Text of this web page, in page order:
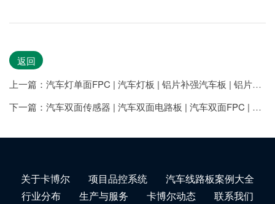
返回
上一篇：汽车灯单面FPC | 汽车灯板 | 铝片补强汽车板 | 铝片灯板
下一篇：汽车双面传感器 | 汽车双面电路板 | 汽车双面FPC | 传感器FPC | 卡博尔汽车电路板 |
关于卡博尔 项目品控系统
汽车线路板案例大全
行业分布
生产与服务 卡博尔动态 联系我们